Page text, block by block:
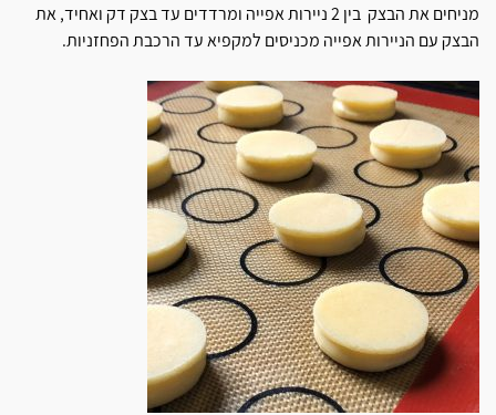
מניחים את הבצק בין 2 ניירות אפייה ומרדדים עד בצק דק ואחיד, את
הבצק עם הניירות אפייה מכניסים למקפיא עד הרכבת הפחזניות.